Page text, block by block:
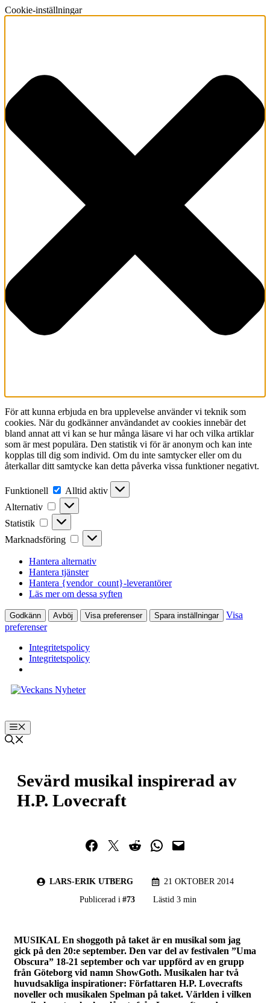
Cookie-inställningar
För att kunna erbjuda en bra upplevelse använder vi teknik som
cookies. När du godkänner användandet av cookies innebär det
bland annat att vi kan se hur många läsare vi har och vilka artiklar
som är mest populära. Den statistik vi för är anonym och kan inte
kopplas till dig som individ. Om du inte samtycker eller om du
återkallar ditt samtycke kan detta påverka vissa funktioner negativt.
Funktionell Funktionell
Alltid aktiv
Alternativ
Alternativ
Statistik Statistik
Marknadsföring Marknadsföring
Hantera alternativ
Hantera tjänster
Hantera {vendor_count}-leverantörer
Läs mer om dessa syften
Godkänn Avböj Visa preferenser Spara inställningar
Visa
preferenser
Integritetspolicy
Integritetspolicy
Hoppa
Meny
Sevärd musikal inspirerad av
H.P. Lovecraft
Dela på Facebook
Dela på TwitterDela på RedditDela i WhatsApp
Maila en länk
LARS-ERIK UTBERG
21 OKTOBER 2014
Publicerad i #73 Lästid 3 min
MUSIKAL En shoggoth på taket är en musikal som jag
gick på den 20:e september. Den var del av festivalen ”Uma
Obscura” 18-21 september och var uppförd av en grupp
från Göteborg vid namn ShowGoth. Musikalen har två
huvudsakliga inspirationer: Författaren H.P. Lovecrafts
noveller och musikalen Spelman på taket. Världen i vilken